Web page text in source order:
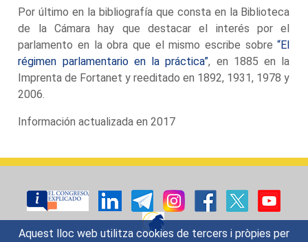
Aquest lloc web utilitza cookies de tercers i pròpies per
Por último en la bibliografía que consta en la Biblioteca
de la Cámara hay que destacar el interés por el
parlamento en la obra que el mismo escribe sobre“El
régimen parlamentario en la práctica”, en 1885 en la
Imprenta de Fortanet y reeditado en 1892, 1931, 1978 y
2006.
Información actualizada en 2017